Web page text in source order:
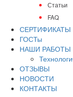
Статьи
FAQ
СЕРТИФИКАТЫ
ГОСТы
НАШИ РАБОТЫ
ОТЗЫВЫ
НОВОСТИ
КОНТАКТЫ